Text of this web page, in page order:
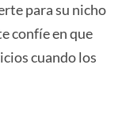
para su nicho
confíe en que
cuando los